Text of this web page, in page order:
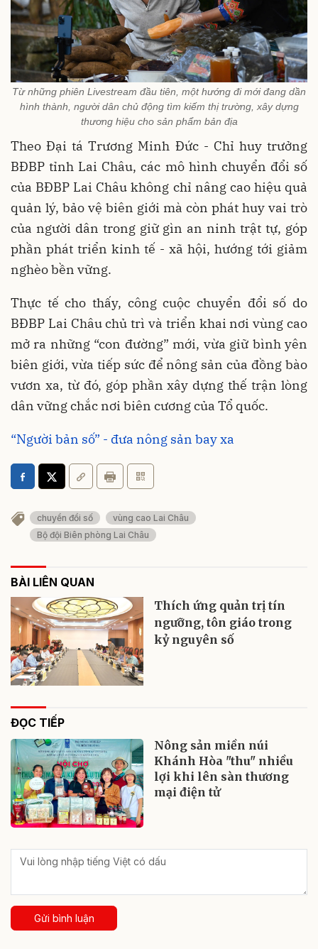
Từ những phiên Livestream đầu tiên, một hướng đi mới đang dần
hình thành, người dân chủ động tìm kiếm thị trường, xây dựng
thương hiệu cho sản phẩm bản địa
Theo Đại tá Trương Minh Đức - Chỉ huy trưởng
BĐBP tỉnh Lai Châu, các mô hình chuyển đổi số
của BĐBP Lai Châu không chỉ nâng cao hiệu quả
quản lý, bảo vệ biên giới mà còn phát huy vai trò
của người dân trong giữ gìn an ninh trật tự, góp
phần phát triển kinh tế - xã hội, hướng tới giảm
nghèo bền vững.
Thực tế cho thấy, công cuộc chuyển đổi số do
BĐBP Lai Châu chủ trì và triển khai nơi vùng cao
mở ra những “con đường” mới, vừa giữ bình yên
biên giới, vừa tiếp sức để nông sản của đồng bào
vươn xa, từ đó, góp phần xây dựng thế trận lòng
dân vững chắc nơi biên cương của Tổ quốc.
“Người bản số” - đưa nông sản bay xa
chuyển đổi số
vùng cao Lai Châu
Bộ đội Biên phòng Lai Châu
BÀI LIÊN QUAN
Thích ứng quản trị tín
ngưỡng, tôn giáo trong
kỷ nguyên số
ĐỌC TIẾP
Nông sản miền núi
Khánh Hòa "thu" nhiều
lợi khi lên sàn thương
mại điện tử
Gửi bình luận